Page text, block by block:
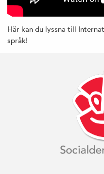
Här kan du lyssna till
språk!